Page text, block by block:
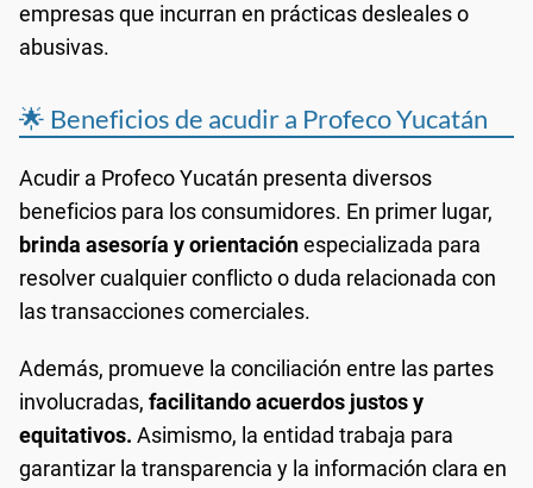
empresas que incurran en prácticas desleales o
abusivas.
🌟 Beneficios de acudir a Profeco Yucatán
Acudir a Profeco Yucatán presenta diversos
beneficios para los consumidores. En primer lugar,
brinda asesoría y orientaciónespecializada para
resolver cualquier conflicto o duda relacionada con
las transacciones comerciales.
Además, promueve la conciliación entre las partes
involucradas, facilitando acuerdos justos y
equitativos. Asimismo, la entidad trabaja para
garantizar la transparencia y la información clara en